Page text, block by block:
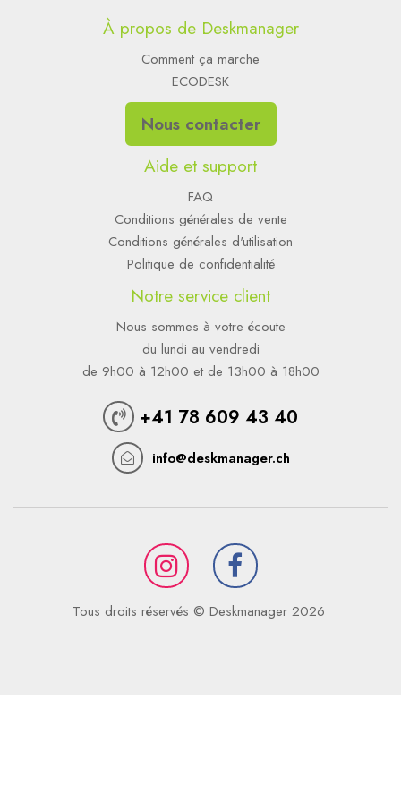
À propos de Deskmanager
Comment ça marche
ECODESK
Nous contacter
Aide et support
FAQ
Conditions générales de vente
Conditions générales d'utilisation
Politique de confidentialité
Notre service client
Nous sommes à votre écoute
du lundi au vendredi
de 9h00 à 12h00 et de 13h00 à 18h00
+41 78 609 43 40
info@deskmanager.ch
Tous droits réservés © Deskmanager 2026